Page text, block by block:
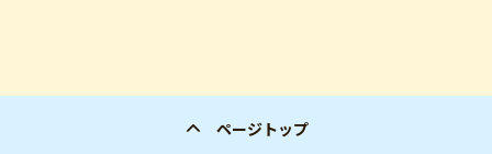
ページトップ